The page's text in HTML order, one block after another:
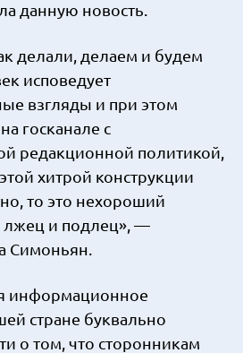
данную новость.
делали, делаем и будем
исповедует
взгляды и при этом
госканале с
редакционной политикой,
хитрой конструкции
то это нехороший
лжец и подлец», —
Симоньян.
информационное
стране буквально
о том, что сторонникам